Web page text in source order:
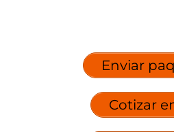
Enviar
Cotizar